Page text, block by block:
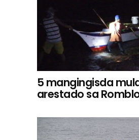
5 mangingisda
arestado sa